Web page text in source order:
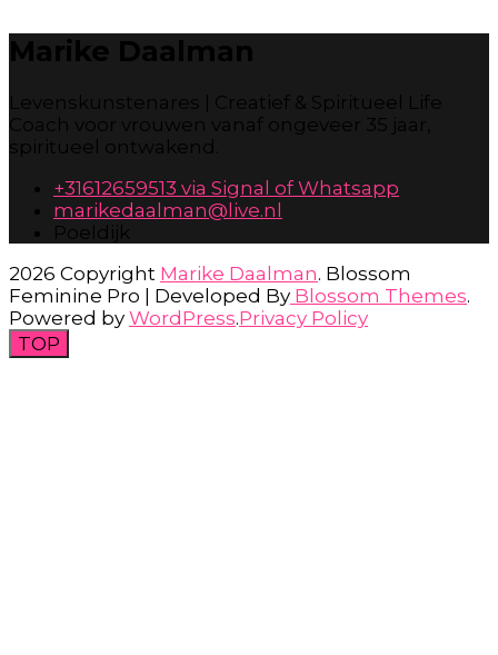
Marike Daalman
Levenskunstenares | Creatief & Spiritueel Life
Coach voor vrouwen vanaf ongeveer 35 jaar,
spiritueel ontwakend.
+31612659513 via Signal of Whatsapp
marikedaalman@live.nl
Poeldijk
2026 Copyright Marike Daalman. Blossom
Feminine Pro | Developed By Blossom Themes.
Powered by WordPress.Privacy Policy
TOP